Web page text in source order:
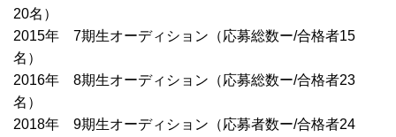
20名）
2015年 7期生オーディション（応募総数ー/合格者15
名）
2016年 8期生オーディション（応募総数ー/合格者23
名）
2018年 9期生オーディション（応募者数ー/合格者24